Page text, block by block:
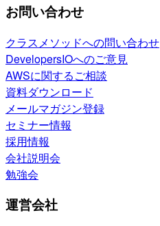
お問い合わせ
クラスメソッドへの問い合わせ
DevelopersIOへのご意見
AWSに関するご相談
資料ダウンロード
メールマガジン登録
セミナー情報
採用情報
会社説明会
勉強会
運営会社